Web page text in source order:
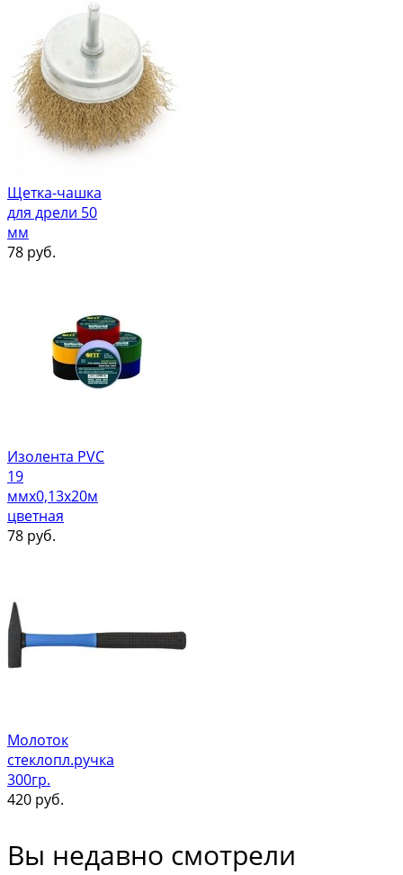
Щетка-чашка
для дрели 50
мм
78 руб.
Изолента PVC
19
ммх0,13х20м
цветная
78 руб.
Молоток
стеклопл.ручка
300гр.
420 руб.
Вы недавно смотрели